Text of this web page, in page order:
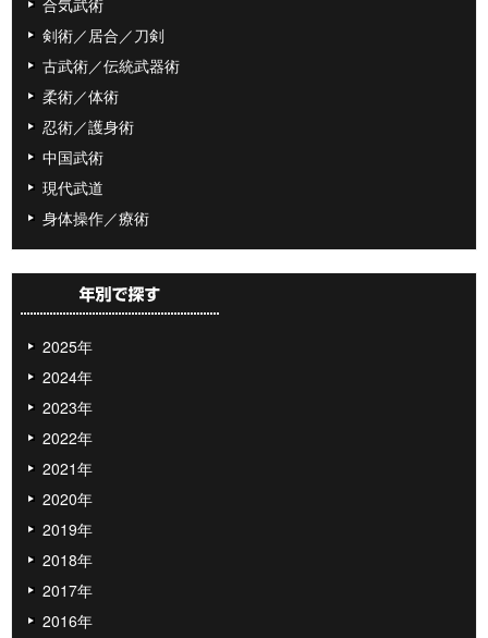
剣術／居合／刀剣
古武術／伝統武器術
柔術／体術
忍術／護身術
中国武術
現代武道
身体操作／療術
2025年
2024年
2023年
2022年
2021年
2020年
2019年
2018年
2017年
2016年